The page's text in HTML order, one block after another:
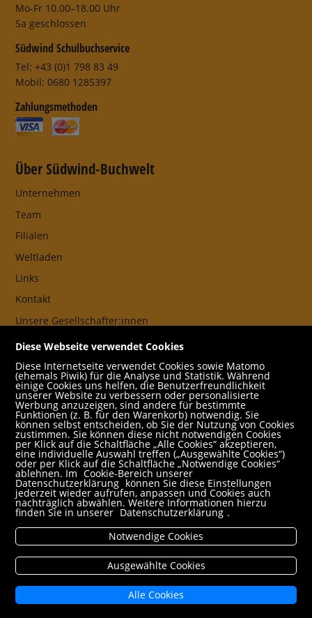
Mo-Fr 10.00–18.00 Uhr
Sa geschlossen
Südwind Schulbuchservice
Tel: +43 (0)1 798 83 49
Mobil: 0680 1285397
Zahlungsmethoden
Über Südwind-Buchwelt
Unternehmen
Team
Filialen
Weltladen
Links
Kontakt
Unsere Gesellschafter:innen
AGB
Impressum
Datenschutz- und Cookieerklärung
Freund:innen
Service
Jobs
Newsletter abonnieren
Schulbuchservice
Rund um den Einkauf
Versandbedingungen
Filialabholung
Erweiterte Suche
Mein Konto
Diese Webseite verwendet Cookies
Diese Internetseite verwendet Cookies sowie Matomo
(ehemals Piwik) für die Analyse und Statistik. Während
einige Cookies uns helfen, die Benutzerfreundlichkeit
unserer Website zu verbessern oder personalisierte
Werbung anzuzeigen, sind andere für bestimmte
Funktionen (z. B. für den Warenkorb) notwendig. Sie
können selbst entscheiden, ob Sie der Nutzung von Cookies
zustimmen. Sie können diese nicht notwendigen Cookies
per Klick auf die Schaltfläche „Alle Cookies“ akzeptieren,
eine individuelle Auswahl treffen („Ausgewählte Cookies“)
oder per Klick auf die Schaltfläche „Notwendige Cookies“
ablehnen. Im Cookie-Bereich unserer
Datenschutzerklärung können Sie diese Einstellungen
jederzeit wieder aufrufen, anpassen und Cookies auch
nachträglich abwählen. Weitere Informationen hierzu
finden Sie in unserer Datenschutzerklärung .
Notwendige Cookies
Ausgewählte Cookies
Alle Cookies